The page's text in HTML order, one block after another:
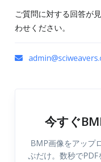
ご質問に対する回答が
わせください。
今すぐ
BMP画像をアップ
ぶだけ。数秒でPDF